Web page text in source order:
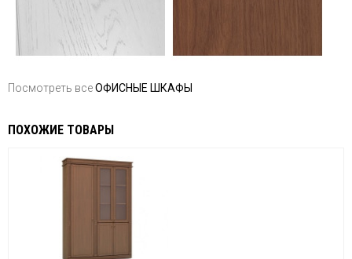
Посмотреть всеОФИСНЫЕ ШКАФЫ
ПОХОЖИЕ ТОВАРЫ